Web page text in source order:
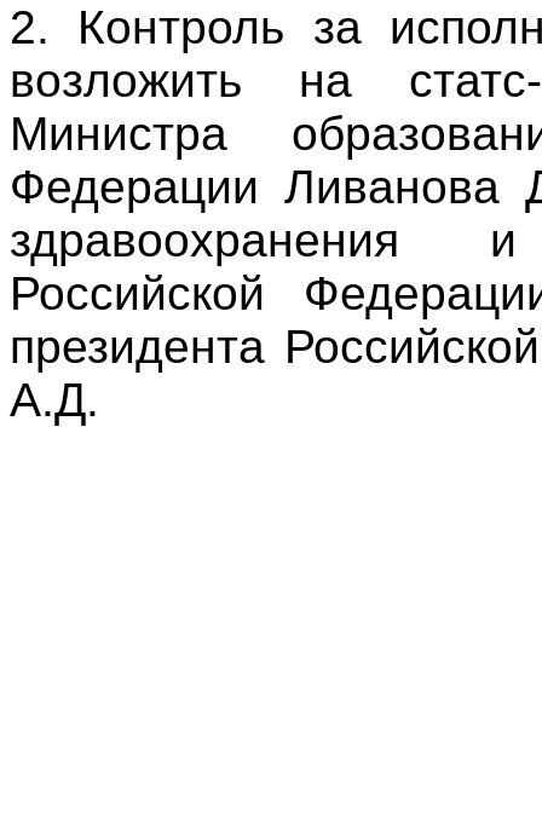
2. Контроль за
возложить на
Министра
Федерации Ливанова
здравоохранения
Российской
президента
А.Д.